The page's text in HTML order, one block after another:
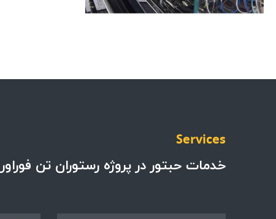
Services
خدمات حبتور در پروژه رستوران تن فوراور​